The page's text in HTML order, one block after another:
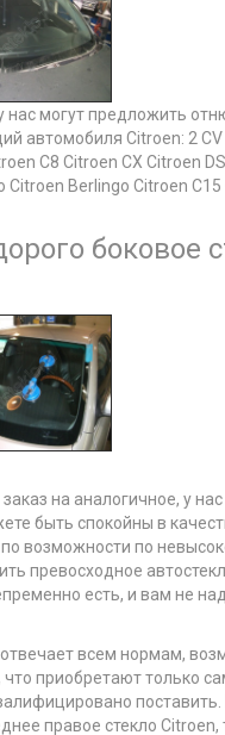
нас могут предложить
автомобиля Citroen: 2
C8 Citroen CX Citroen
Berlingo Citroen
боковое
на аналогичное, у
быть спокойны в
возможности по
превосходное
есть, и вам не
всем нормам,
приобретают только
правое стекло